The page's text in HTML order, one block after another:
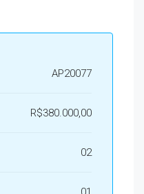
AP20077
R$380.000,00
02